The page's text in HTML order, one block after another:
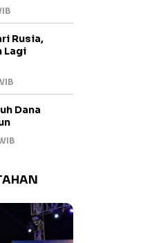
Rusia,
Lagi
Dana